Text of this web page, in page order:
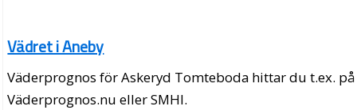
Vädret i Aneby
Väderprognos för Askeryd Tomteboda hittar du t.ex. på
Väderprognos.nu eller SMHI.